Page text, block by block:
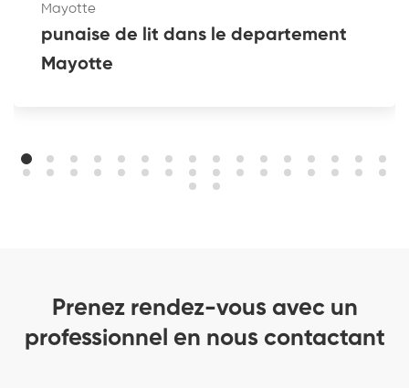
Mayotte
punaise de lit dans le departement
Mayotte
Prenez rendez-vous avec un
professionnel en nous contactant